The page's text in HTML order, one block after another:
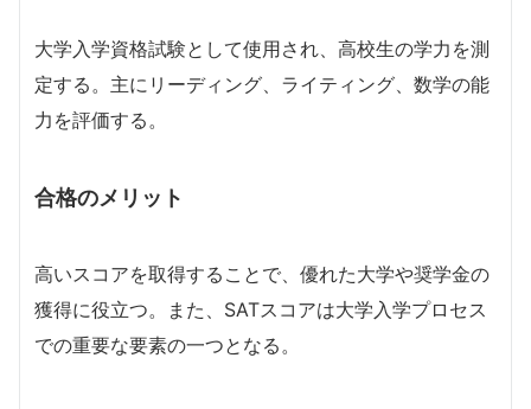
大学入学資格試験として使用され、高校生の学力を測
定する。主にリーディング、ライティング、数学の能
力を評価する。
合格のメリット
高いスコアを取得することで、優れた大学や奨学金の
獲得に役立つ。また、SATスコアは大学入学プロセス
での重要な要素の一つとなる。